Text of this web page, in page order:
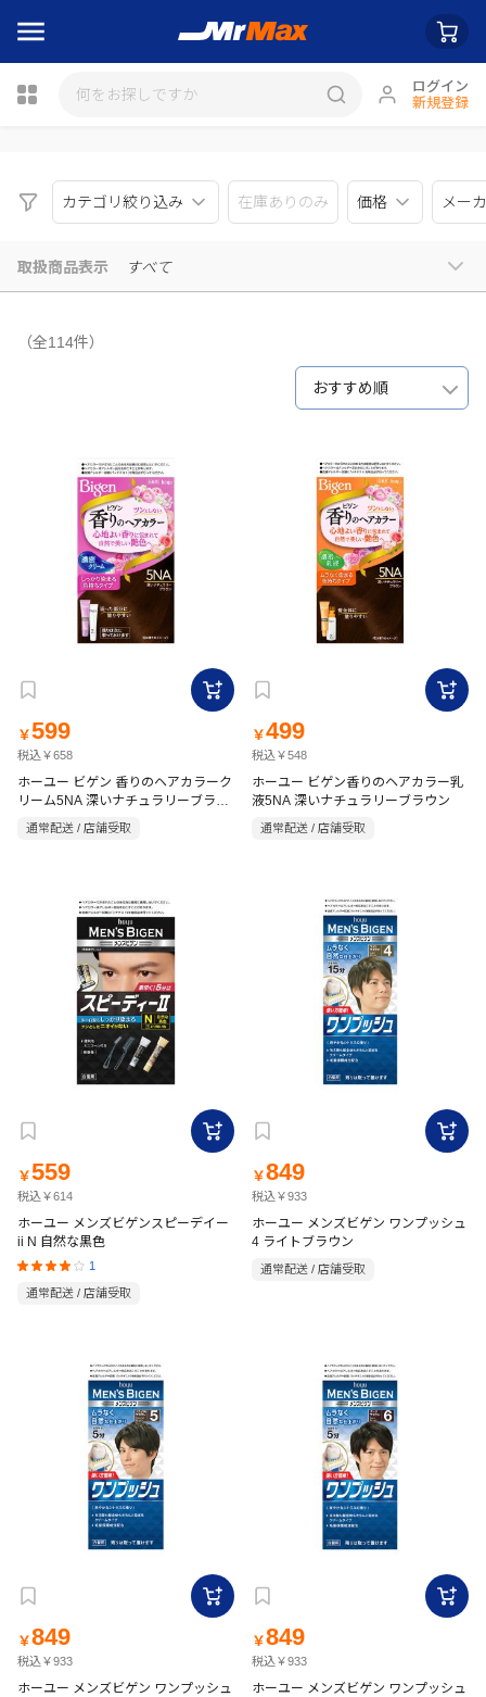
ログイン
新規登録
カテゴリ絞り込み 在庫ありのみ 価格 メー
取扱商品表示 すべて
（全114件）
おすすめ順
￥599
税込￥658
ホーユー ビゲン 香りのヘアカラーク
リーム5NA 深いナチュラリーブラウ
ン
通常配送 / 店舗受取
￥499
税込￥548
ホーユー ビゲン香りのヘアカラー乳
液5NA 深いナチュラリーブラウン
通常配送 / 店舗受取
￥559
税込￥614
ホーユー メンズビゲンスピーデイー
ii N 自然な黒色
1
通常配送 / 店舗受取
￥849
税込￥933
ホーユー メンズビゲン ワンプッシュ
4 ライトブラウン
通常配送 / 店舗受取
￥849
税込￥933
ホーユー メンズビゲン ワンプッシュ
￥849
税込￥933
ホーユー メンズビゲン ワンプッシュ